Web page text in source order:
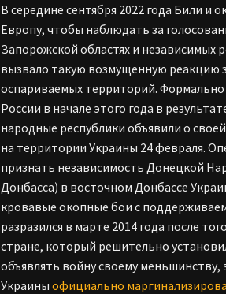
В середине сентября 2022 года Били и
Европу, чтобы наблюдать за
Запорожской областях и независимых
вызвало такую возмущенную реакцию
оспариваемых территорий.
России в начале этого года в
народные республики объявили о
на территории Украины 24 февраля.
признать независимость Донецкой
Донбасса) в восточном Донбассе
кровавые окопные бои с
разразился в марте 2014 года после
стране, который решительно
объявлять войну своему меньшинству,
Украиныофициально